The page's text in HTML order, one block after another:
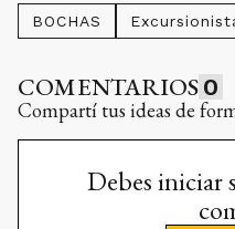
BOCHAS
COMENTARIOS 0
Compartí tus ideas de
Debes iniciar